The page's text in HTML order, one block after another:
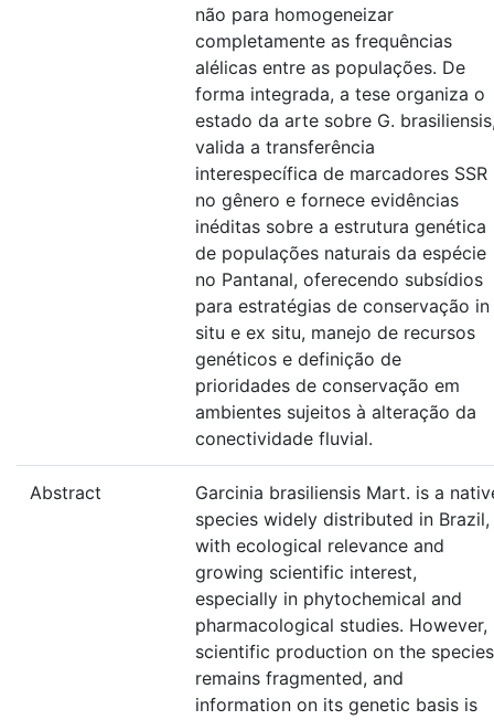
não para homogeneizar
completamente as frequências
alélicas entre as populações. De
forma integrada, a tese organiza o
estado da arte sobre G.
valida a transferência
interespecífica de marcadores SSR
no gênero e fornece evidências
inéditas sobre a estrutura genética
de populações naturais da espécie
no Pantanal, oferecendo subsídios
para estratégias de conservação in
situ e ex situ, manejo de recursos
genéticos e definição de
prioridades de conservação em
ambientes sujeitos à alteração da
conectividade fluvial.
Abstract
Garcinia brasiliensis Mart. is a
species widely distributed in Brazil,
with ecological relevance and
growing scientific interest,
especially in phytochemical and
pharmacological studies. However,
scientific production on the species
remains fragmented, and
information on its genetic basis is